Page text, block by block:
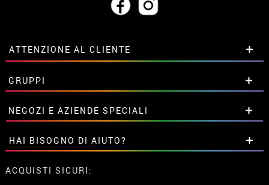
ATTENZIONE AL CLIENTE
• Su di noi
• Condizioni di vendita
• Avviso legale privacy
• Attenzione al cliente
• Utilizzo dei cookies
•Impostazioni dei cookie
GRUPPI
Sconti speciali per gruppi.
Contattaci qui
NEGOZI E AZIENDE SPECIALI
Sconti speciali per gruppi.
Contattaci qui
HAI BISOGNO DI AIUTO?
Non ho ancora fatto l'ordine
ACQUISTI SICURI: